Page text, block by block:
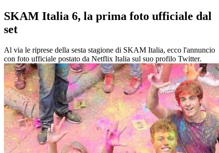
SKAM Italia 6, la prima foto ufficiale dal
set
Al via le riprese della sesta stagione di SKAM Italia, ecco l'annuncio
con foto ufficiale postato da Netflix Italia sul suo profilo Twitter.